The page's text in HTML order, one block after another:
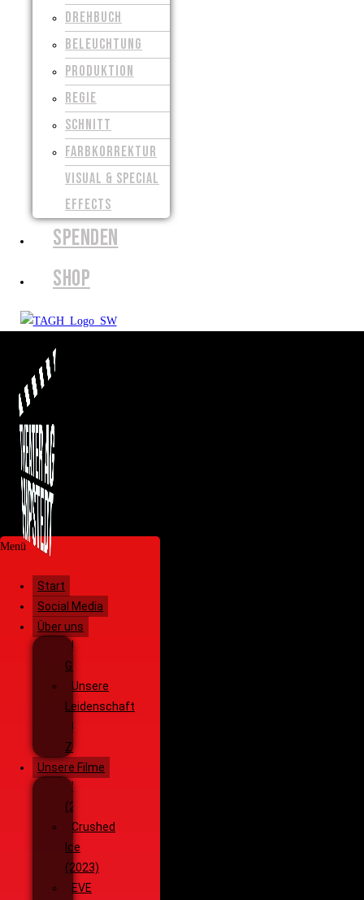
DREHBUCH
BELEUCHTUNG
PRODUKTION
REGIE
SCHNITT
FARBKORREKTUR
VISUAL & SPECIAL
EFFECTS
SPENDEN
SHOP
Menü
Start
Social Media
Über uns
Unsere
Geschichte
Unsere
Leidenschaft
Unsere
Ziele
Unsere Filme
Wenja
(2025)
Crushed
Ice
(2023)
EVE